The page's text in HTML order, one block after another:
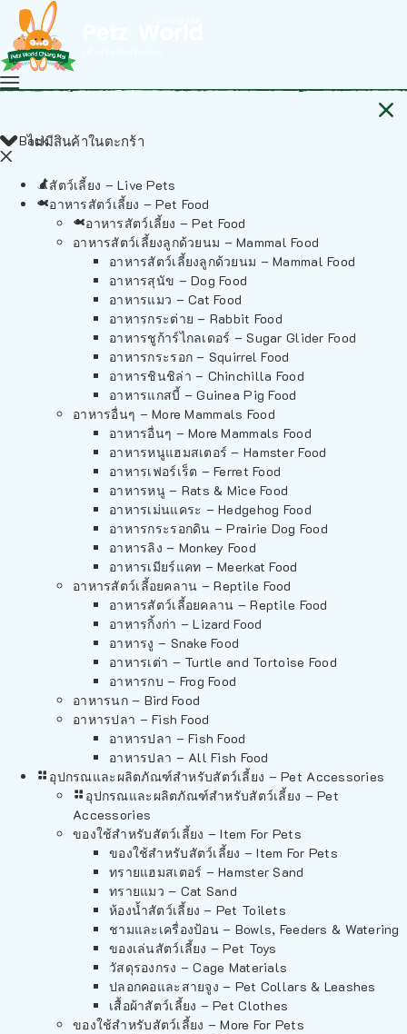
ไม่มีสินค้าในตะกร้า
Back
สัตว์เลี้ยง – Live Pets
อาหารสัตว์เลี้ยง – Pet Food
อาหารสัตว์เลี้ยง – Pet Food
อาหารสัตว์เลี้ยงลูกด้วยนม – Mammal Food
อาหารสัตว์เลี้ยงลูกด้วยนม – Mammal Food
อาหารสุนัข – Dog Food
อาหารแมว – Cat Food
อาหารกระต่าย – Rabbit Food
อาหารชูก้าร์ไกลเดอร์ – Sugar Glider Food
อาหารกระรอก – Squirrel Food
อาหารชินชิล่า – Chinchilla Food
อาหารแกสบี้ – Guinea Pig Food
อาหารอื่นๆ – More Mammals Food
อาหารอื่นๆ – More Mammals Food
อาหารหนูแฮมสเตอร์ – Hamster Food
อาหารเฟอร์เร็ต – Ferret Food
อาหารหนู – Rats & Mice Food
อาหารเม่นแคระ – Hedgehog Food
อาหารกระรอกดิน – Prairie Dog Food
อาหารลิง – Monkey Food
อาหารเมียร์แคท – Meerkat Food
อาหารสัตว์เลี้อยคลาน – Reptile Food
อาหารสัตว์เลี้อยคลาน – Reptile Food
อาหารกิ้งก่า – Lizard Food
อาหารงู – Snake Food
อาหารเต่า – Turtle and Tortoise Food
อาหารกบ – Frog Food
อาหารนก – Bird Food
อาหารปลา – Fish Food
อาหารปลา – Fish Food
อาหารปลา – All Fish Food
อุปกรณและผลิตภัณฑ์สำหรับสัตว์เลี้ยง – Pet Accessories
อุปกรณและผลิตภัณฑ์สำหรับสัตว์เลี้ยง – Pet
Accessories
ของใช้สำหรับสัตว์เลี้ยง – Item For Pets
ของใช้สำหรับสัตว์เลี้ยง – Item For Pets
ทรายแฮมสเตอร์ – Hamster Sand
ทรายแมว – Cat Sand
ห้องน้ำสัตว์เลี้ยง – Pet Toilets
ชามและเครื่องป้อน – Bowls, Feeders & Watering
ของเล่นสัตว์เลี้ยง – Pet Toys
วัสดุรองกรง – Cage Materials
ปลอกคอและสายจูง – Pet Collars & Leashes
เสื้อผ้าสัตว์เลี้ยง – Pet Clothes
ของใช้สำหรับสัตว์เลี้ยง – More For Pets